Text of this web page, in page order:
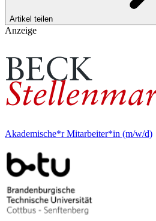
Artikel teilen
Anzeige
Akademische*r Mitarbeiter*in (m/w/d)